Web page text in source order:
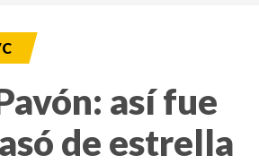
así fue
de estrella